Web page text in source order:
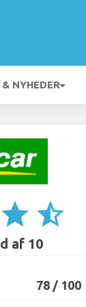
NYHEDER
star star_half
af 10
78 / 100